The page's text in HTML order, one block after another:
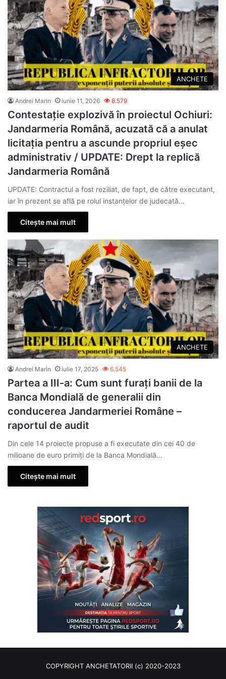
ANCHETE
Andrei Marin iunie 11, 2026 8.579
Contestație explozivă în proiectul Ochiuri:
Jandarmeria Română, acuzată că a anulat
licitația pentru a ascunde propriul eșec
administrativ / UPDATE: Drept la replică
Jandarmeria Română
UPDATE: Contractul a fost reziliat, de fapt, de către executant,
iar în prezent se află pe rolul instanțelor de judecată…
Citește mai mult
ANCHETE
Andrei Marin iulie 17, 2025 6.545
Partea a III-a: Cum sunt furați banii de la
Banca Mondială de generalii din
conducerea Jandarmeriei Române –
raportul de audit
Din cele 14 proiecte propuse a fi executate din cei 40 de
milioane de euro primiți de la Banca Mondială…
Citește mai mult
COPYRIGHT ANCHETATORII (c) 2020-2023